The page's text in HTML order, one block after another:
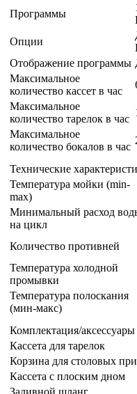
Программы
Опции
Отображение программы
Максимальное
количество кассет в час
Максимальное
количество тарелок в час
Максимальное
количество бокалов в час
Технические
Температура мойки (min-
max)
Минимальный расход
на цикл
Количество противней
Температура холодной
промывки
Температура полоскания
(мин-макс)
Комплектация/
Кассета для тарелок
Корзина для столовых
Кассета с плоским дном
Заливной шланг